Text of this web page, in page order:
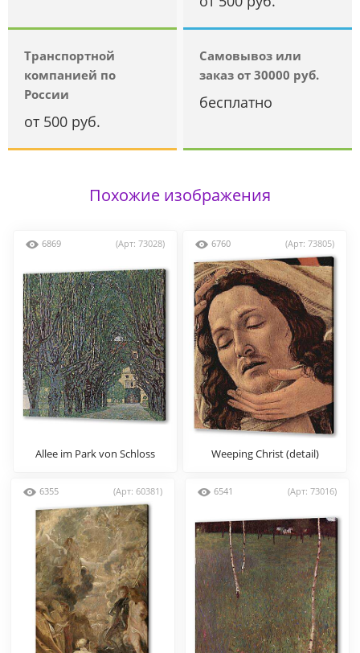
Транспортной
компанией по
России
от 500 руб.
Самовывоз или
заказ от 30000 руб.
бесплатно
Похожие изображения
6869 (Арт: 73028)
Allee im Park von Schloss
6760 (Арт: 73805)
Weeping Christ (detail)
6355 (Арт: 60381) 6541 (Арт: 73016)